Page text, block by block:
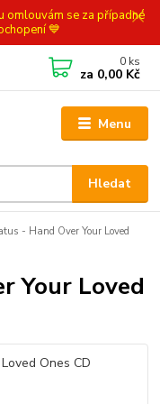
omlouvám se za případné
💙
Menu
Hledat
0 ks
za 0,00 Kč
- Hand Over Your Loved
Your Loved